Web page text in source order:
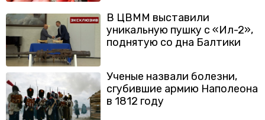
В ЦВММ выставили
уникальную пушку с «Ил-2»,
поднятую со дна Балтики
Ученые назвали болезни,
сгубившие армию Наполеона
в 1812 году